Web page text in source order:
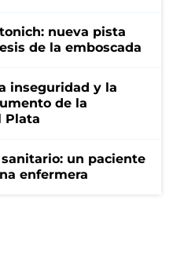
nueva pista
de la emboscada
inseguridad y la
de la
Plata
un paciente
enfermera